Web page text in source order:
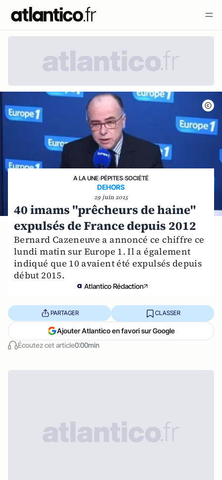
A LA UNE›PÉPITES›SOCIÉTÉ
DEHORS
29 juin 2015
40 imams "prêcheurs de haine"
expulsés de France depuis 2012
Bernard Cazeneuve a annoncé ce chiffre ce
lundi matin sur Europe 1. Il a également
indiqué que 10 avaient été expulsés depuis
début 2015.
Atlantico Rédaction
Écoutez cet article0:00min
PARTAGER CLASSER
Ajouter Atlantico en favori sur Google